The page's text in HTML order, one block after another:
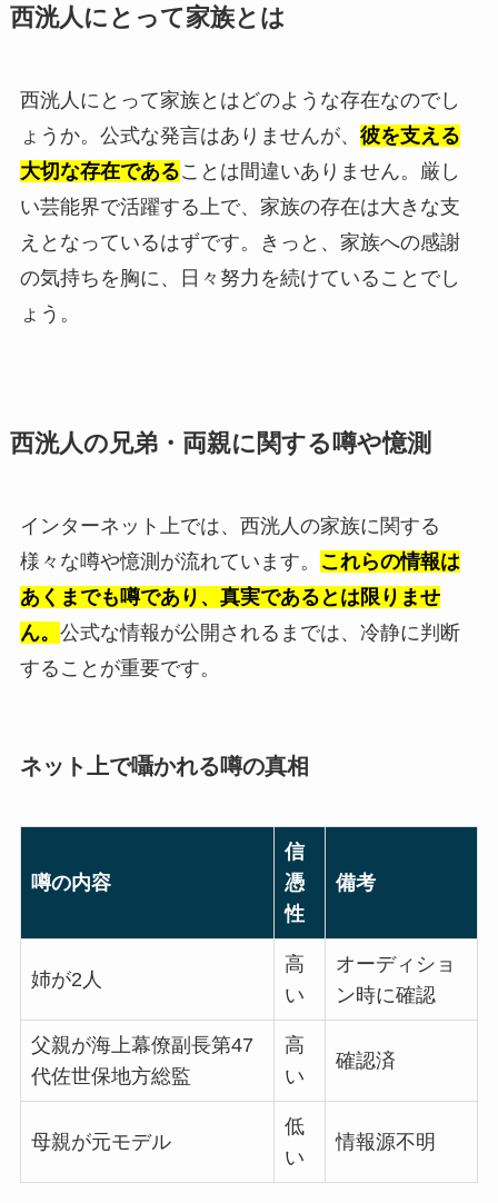
西洸人にとって家族とは
西洸人にとって家族とはどのような存在なのでし
ょうか。公式な発言はありませんが、 彼を支える
大切な存在であることは間違いありません。厳し
い芸能界で活躍する上で、家族の存在は大きな支
えとなっているはずです。きっと、家族への感謝
の気持ちを胸に、日々努力を続けていることでし
ょう。
西洸人の兄弟・両親に関する噂や憶測
インターネット上では、西洸人の家族に関する
様々な噂や憶測が流れています。
これらの情報は
あくまでも噂であり、真実であるとは限りませ
ん。 公式な情報が公開されるまでは、冷静に判断
することが重要です。
ネット上で囁かれる噂の真相
噂の内容
信
憑
性
備考
姉が2人
高
い
オーディショ
ン時に確認
父親が海上幕僚副長第47
代佐世保地方総監
高
い
確認済
母親が元モデル
低
い
情報源不明